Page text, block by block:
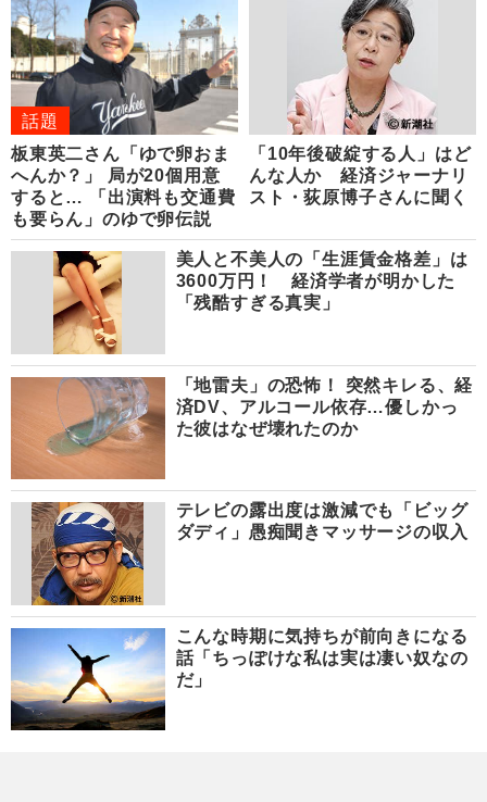
話題
板東英二さん「ゆで卵おま
へんか？」 局が20個用意
すると… 「出演料も交通費
も要らん」のゆで卵伝説
「10年後破綻する人」はど
んな人か 経済ジャーナリ
スト・荻原博子さんに聞く
美人と不美人の「生涯賃金格差」は
3600万円！ 経済学者が明かした
「残酷すぎる真実」
「地雷夫」の恐怖！ 突然キレる、経
済DV、アルコール依存…優しかっ
た彼はなぜ壊れたのか
テレビの露出度は激減でも「ビッグ
ダディ」愚痴聞きマッサージの収入
こんな時期に気持ちが前向きになる
話「ちっぽけな私は実は凄い奴なの
だ」